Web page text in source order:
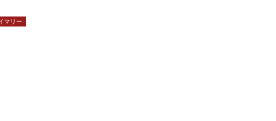
マリー